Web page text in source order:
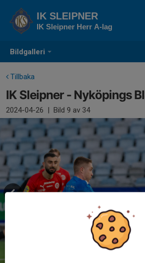
Bildgalleri
IK SLEIPNER
IK Sleipner Herr A-lag
Tillbaka
IK Sleipner - Nyköpings
2024-04-26 | Bild 9 av 34